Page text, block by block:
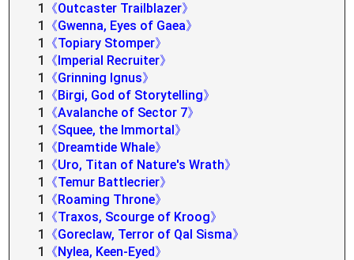
1
《Outcaster Trailblazer》
1
《Gwenna, Eyes of Gaea》
1
《Topiary Stomper》
1
《Imperial Recruiter》
1
《Grinning Ignus》
1
《Birgi, God of Storytelling》
1
《Avalanche of Sector 7》
1
《Squee, the Immortal》
1
《Dreamtide Whale》
1
《Uro, Titan of Nature's Wrath》
1
《Temur Battlecrier》
1
《Roaming Throne》
1
《Traxos, Scourge of Kroog》
1
《Goreclaw, Terror of Qal Sisma》
1
《Nylea, Keen-Eyed》